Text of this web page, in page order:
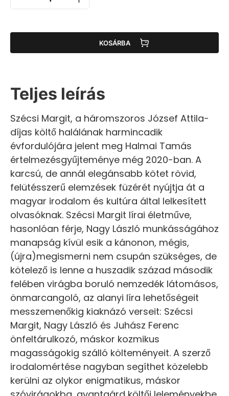
KOSÁRBA
Teljes leírás
Szécsi Margit, a háromszoros József Attila-
díjas költő halálának harmincadik
évfordulójára jelent meg Halmai Tamás
értelmezésgyűjteménye még 2020-ban. A
karcsú, de annál elegánsabb kötet rövid,
felütésszerű elemzések füzérét nyújtja át a
magyar irodalom és kultúra által lelkesített
olvasóknak. Szécsi Margit lírai életműve,
hasonlóan férje, Nagy László munkásságához
manapság kívül esik a kánonon, mégis,
(újra)megismerni nem csupán szükséges, de
kötelező is lenne a huszadik század második
felében virágba boruló nemzedék látomásos,
önmarcangoló, az alanyi líra lehetőségeit
messzemenőkig kiaknázó verseit: Szécsi
Margit, Nagy László és Juhász Ferenc
önfeltárulkozó, máskor kozmikus
magasságokig szálló költeményeit. A szerző
irodalomértése nagyban segíthet közelebb
kerülni az olykor enigmatikus, máskor